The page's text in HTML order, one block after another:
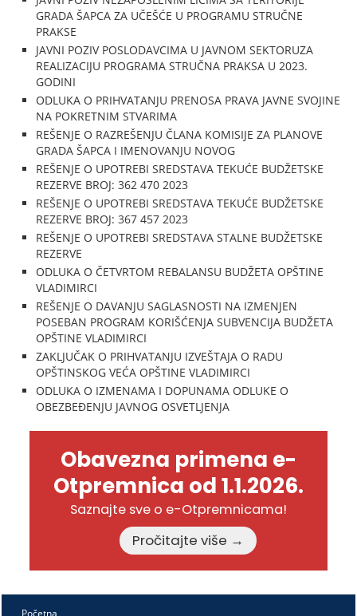
GRADA ŠAPCA ZA UČEŠĆE U PROGRAMU STRUČNE
PRAKSE
JAVNI POZIV POSLODAVCIMA U JAVNOM SEKTORUZA
REALIZACIJU PROGRAMA STRUČNA PRAKSA U 2023.
GODINI
ODLUKA O PRIHVATANJU PRENOSA PRAVA JAVNE SVOJINE
NA POKRETNIM STVARIMA
REŠENJE O RAZREŠENJU ČLANA KOMISIJE ZA PLANOVE
GRADA ŠAPCA I IMENOVANJU NOVOG
REŠENJE O UPOTREBI SREDSTAVA TEKUĆE BUDŽETSKE
REZERVE BROJ: 362 470 2023
REŠENJE O UPOTREBI SREDSTAVA TEKUĆE BUDŽETSKE
REZERVE BROJ: 367 457 2023
REŠENJE O UPOTREBI SREDSTAVA STALNE BUDŽETSKE
REZERVE
ODLUKA O ČETVRTOM REBALANSU BUDŽETA OPŠTINE
VLADIMIRCI
REŠENJE O DAVANJU SAGLASNOSTI NA IZMENJEN
POSEBAN PROGRAM KORIŠĆENJA SUBVENCIJA BUDŽETA
OPŠTINE VLADIMIRCI
ZAKLJUČAK O PRIHVATANJU IZVEŠTAJA O RADU
OPŠTINSKOG VEĆA OPŠTINE VLADIMIRCI
ODLUKA O IZMENAMA I DOPUNAMA ODLUKE O
OBEZBEĐENJU JAVNOG OSVETLJENJA
Obavezna primena e-
Otpremnica od 1.1.2026.
Saznajte sve o e-Otpremnicama!
Pročitajte više →
Početna